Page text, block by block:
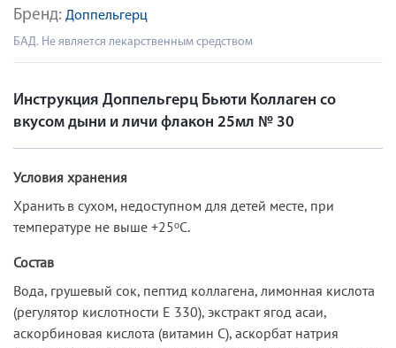
Бренд: Доппельгерц
БАД. Не является лекарственным средством
Инструкция Доппельгерц Бьюти Коллаген со
вкусом дыни и личи флакон 25мл № 30
Условия хранения
Хранить в сухом, недоступном для детей месте, при
температуре не выше +25ᵒС.
Состав
Вода, грушевый сок, пептид коллагена, лимонная кислота
(регулятор кислотности Е 330), экстракт ягод асаи,
аскорбиновая кислота (витамин С), аскорбат натрия